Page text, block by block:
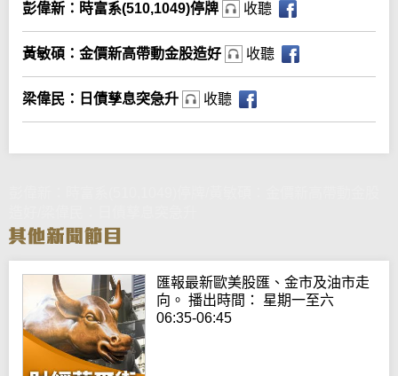
彭偉新：時富系(510,1049)停牌 收聽
黃敏碩：金價新高帶動金股造好 收聽
梁偉民：日債孳息突急升 收聽
匯報最新歐美股匯、金市及油市走
向。 播出時間： 星期一至六
06:35-06:45